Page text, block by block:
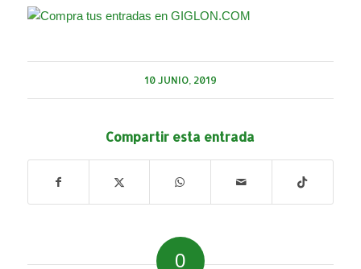
10 JUNIO, 2019
Compartir esta entrada
0